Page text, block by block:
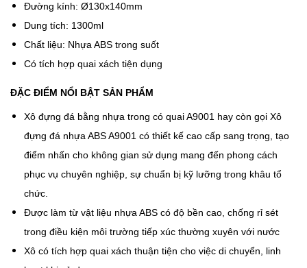
Đường kính: Ø130x140mm
Dung tích: 1300ml
Chất liệu: Nhựa ABS trong suốt
Có tích hợp quai xách tiện dụng
ĐẶC ĐIỂM NỔI BẬT SẢN PHẨM
Xô đựng đá bằng nhựa trong có quai A9001 hay còn gọi Xô
đựng đá nhựa ABS A9001 có thiết kế cao cấp sang trọng, tạo
điểm nhấn cho không gian sử dụng mang đến phong cách
phục vụ chuyên nghiệp, sự chuẩn bị kỹ lưỡng trong khâu tổ
chức.
Được làm từ vật liệu nhựa ABS có độ bền cao, chống rỉ sét
trong điều kiện môi trường tiếp xúc thường xuyên với nước
Xô có tích hợp quai xách thuận tiện cho việc di chuyển, linh